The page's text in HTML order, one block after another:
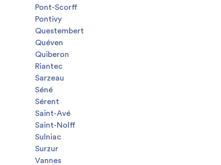
Pont-Scorff
Pontivy
Questembert
Quéven
Quiberon
Riantec
Sarzeau
Séné
Sérent
Saint-Avé
Saint-Nolff
Sulniac
Surzur
Vannes